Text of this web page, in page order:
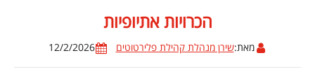
הכרויות אתיופיות
מאת:שירן מנהלת קהילת פלירטוטים 12/2/2026